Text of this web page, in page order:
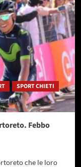
SPORT CHIETI
Febbo
che le loro